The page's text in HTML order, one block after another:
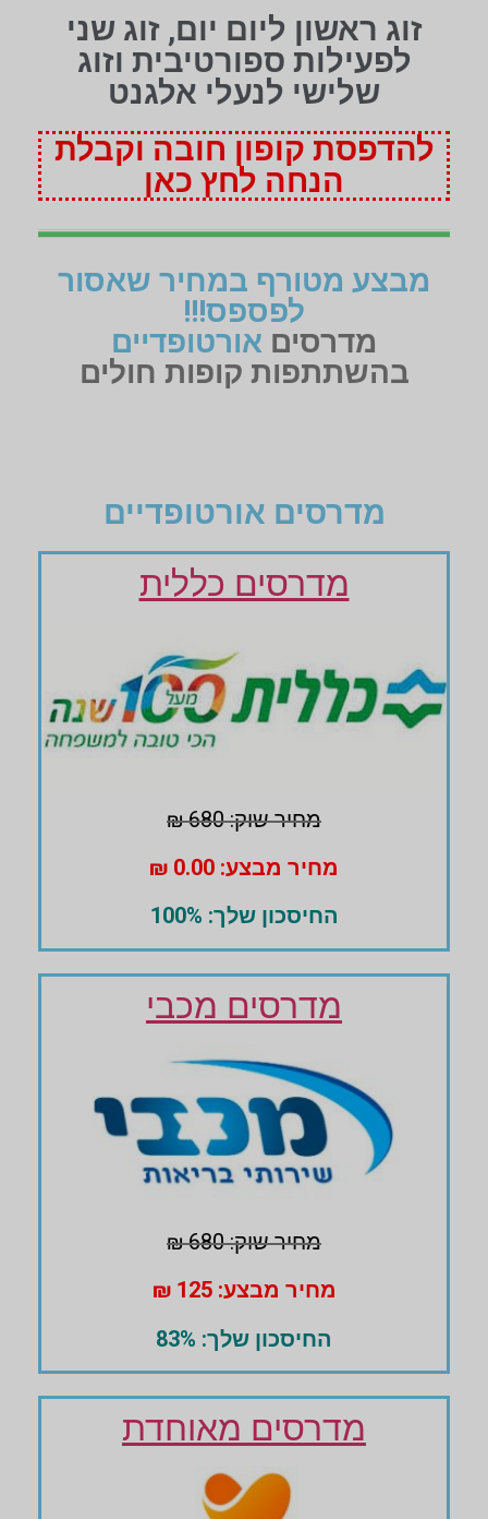
זוג ראשון ליום יום, זוג שני
לפעילות ספורטיבית וזוג
שלישי לנעלי אלגנט
להדפסת קופון חובה וקבלת
הנחה לחץ כאן
מבצע מטורף במחיר שאסור
לפספס!!!
מדרסים אורטופדיים
בהשתתפות קופות חולים
מדרסים אורטופדיים
מדרסים כללית
מחיר שוק: 680 ₪
מחיר מבצע: 0.00 ₪
החיסכון שלך: 100%
מדרסים מכבי
מחיר שוק: 680 ₪
מחיר מבצע: 125 ₪
החיסכון שלך: 83%
מדרסים מאוחדת